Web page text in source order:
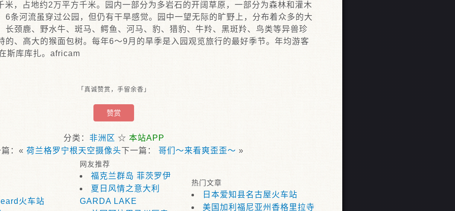
米，占地约2万平方千米。园内一部分为多岩石的开阔草原，一部分为森林和灌木
6条河流虽穿过公园，但仍有干旱感觉。园中一望无际的旷野上，分布着众多的大
长颈鹿、野水牛、斑马、鳄鱼、河马、豹、猎豹、牛羚、黑斑羚、鸟类等异兽珍
的、高大的猴面包树。每年6～9月的旱季是入园观览旅行的最好季节。年均游客
斯库库扎。africam
「真诚赞赏，手留余香」
赞赏
分类： 非洲区 ☆ 本站APP
：« 荷兰格罗宁根天空摄像头下一篇： 哥们～来看爽歪歪～ »
火车站
网友推荐
福克兰群岛 菲茨罗伊
夏日风情之意大利
GARDA LAKE
热门文章
日本爱知县名古屋火车站
美国加利福尼亚州香格里拉寺